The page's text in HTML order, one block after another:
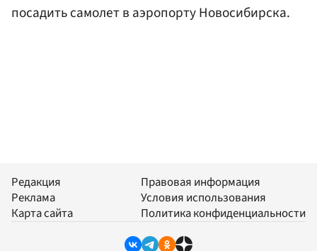
посадить самолет в аэропорту Новосибирска.
Редакция
Реклама
Карта сайта
Правовая информация
Условия использования
Политика конфиденциальности